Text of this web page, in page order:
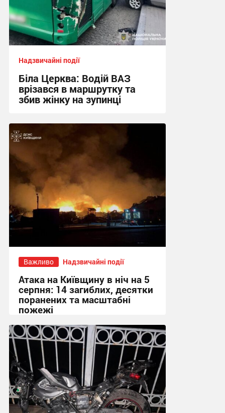
Надзвичайні події
Біла Церква: Водій ВАЗ
врізався в маршрутку та
збив жінку на зупинці
12:13 вчора
Важливо Надзвичайні події
Атака на Київщину в ніч на 5
серпня: 14 загиблих, десятки
поранених та масштабні
пожежі
08:41, 5.08.2026